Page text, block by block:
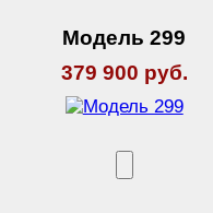
Модель 299
379 900 руб.